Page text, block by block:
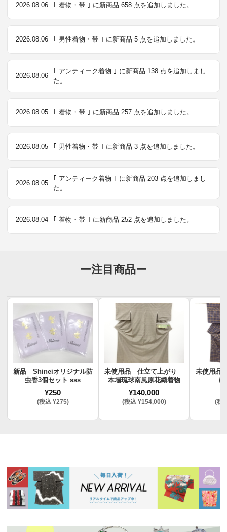
2026.08.06 ｢ 着物・帯 ｣ に新商品 658 点を追加しました。
2026.08.06 ｢ 男性着物・帯 ｣ に新商品 5 点を追加しました。
2026.08.06
｢ アンティーク着物 ｣ に新商品 138 点を追加しまし
た。
2026.08.05 ｢ 着物・帯 ｣ に新商品 257 点を追加しました。
2026.08.05 ｢ 男性着物・帯 ｣ に新商品 3 点を追加しました。
2026.08.05
｢ アンティーク着物 ｣ に新商品 203 点を追加しまし
た。
2026.08.04 ｢ 着物・帯 ｣ に新商品 252 点を追加しました。
ー注目商品ー
新品 Shineiオリジナル防
虫香3個セット sss
¥250
(税込 ¥275)
未使用品 仕立て上がり
本場琉球南風原花織着物
¥140,000
(税込 ¥154,000)
未使用品
(税